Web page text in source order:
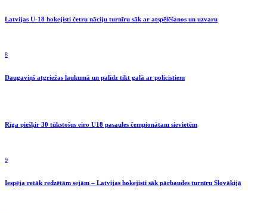
Latvijas U-18 hokejisti četru nāciju turnīru sāk ar atspēlēšanos un uzvaru
8
Daugaviņš atgriežas laukumā un palīdz tikt galā ar policistiem
Rīga piešķir 30 tūkstošus eiro U18 pasaules čempionātam sievietēm
9
Iespēja retāk redzētām sejām – Latvijas hokejisti sāk pārbaudes turnīru Slovākijā